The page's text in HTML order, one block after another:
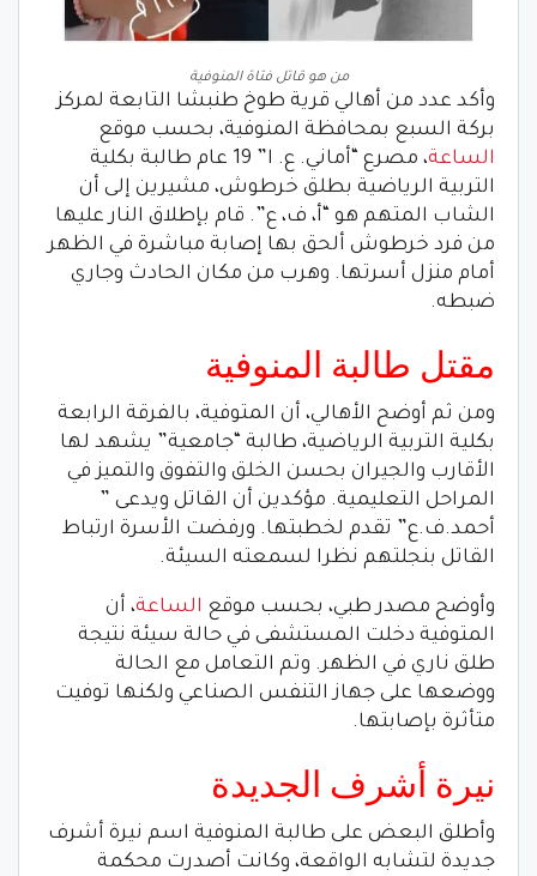
من هو قاتل فتاة المنوفية
وأكد عدد من أهالي قرية طوخ طنبشا التابعة لمركز
بركة السبع بمحافظة المنوفية، بحسب موقع
الساعة
، مصرع “أماني. ع. ا” 19 عام طالبة بكلية
التربية الرياضية بطلق خرطوش، مشيرين إلى أن
الشاب المتهم هو “أ، ف، ع”. قام بإطلاق النار عليها
من فرد خرطوش ألحق بها إصابة مباشرة في الظهر
أمام منزل أسرتها. وهرب من مكان الحادث وجاري
ضبطه.
مقتل طالبة المنوفية
ومن ثم أوضح الأهالي، أن المتوفية، بالفرقة الرابعة
بكلية التربية الرياضية، طالبة “جامعية” يشهد لها
الأقارب والجيران بحسن الخلق والتفوق والتميز في
المراحل التعليمية. مؤكدين أن القاتل ويدعى ”
أحمد.ف.ع” تقدم لخطبتها. ورفضت الأسرة ارتباط
القاتل بنجلتهم نظرا لسمعته السيئة.
وأوضح مصدر طبي، بحسب موقع الساعة، أن
المتوفية دخلت المستشفى في حالة سيئة نتيجة
طلق ناري في الظهر. وتم التعامل مع الحالة
ووضعها على جهاز التنفس الصناعي ولكنها توفيت
متأثرة بإصابتها.
نيرة أشرف الجديدة
وأطلق البعض على طالبة المنوفية اسم نيرة أشرف
جديدة لتشابه الواقعة، وكانت أصدرت محكمة